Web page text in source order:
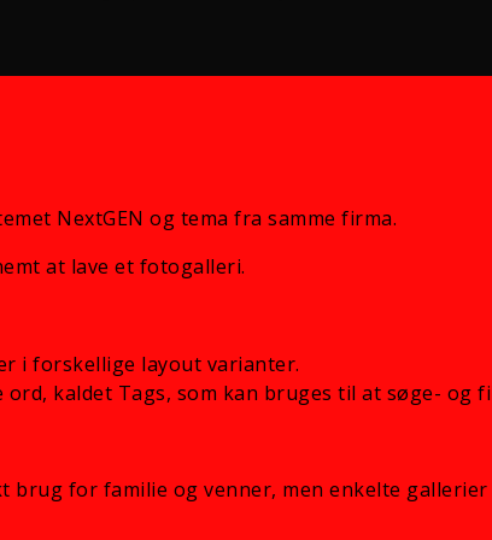
NextGEN og tema fra samme firma.
at lave et fotogalleri.
i forskellige layout varianter.
kaldet Tags, som kan bruges til at søge- og
for familie og venner, men enkelte